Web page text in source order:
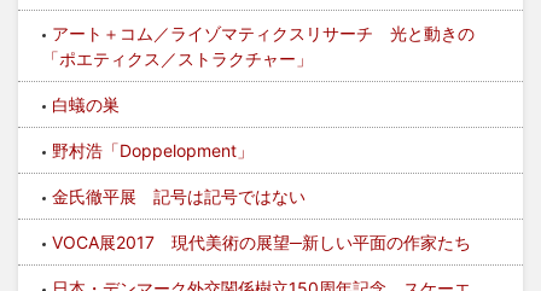
アート＋コム／ライゾマティクスリサーチ 光と動きの
「ポエティクス／ストラクチャー」
白蟻の巣
野村浩「Doppelopment」
金氏徹平展 記号は記号ではない
VOCA展2017 現代美術の展望─新しい平面の作家たち